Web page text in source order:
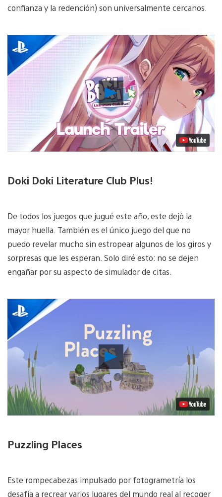
confianza y la redención) son universalmente cercanos.
Reproducir
Video
Doki Doki Literature Club Plus!
De todos los juegos que jugué este año, este dejó la
mayor huella. También es el único juego del que no
puedo revelar mucho sin estropear algunos de los giros y
sorpresas que les esperan. Solo diré esto: no se dejen
engañar por su aspecto de simulador de citas.
Reproducir
Video
Puzzling Places
Este rompecabezas impulsado por fotogrametría los
desafía a recrear varios lugares del mundo real al recoger